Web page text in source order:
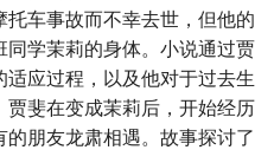
车事故而不幸去世，但他的
同学茉莉的身体。小说通过贾
应过程，以及他对于过去生
斐在变成茉莉后，开始经历
朋友龙肃相遇。故事探讨了